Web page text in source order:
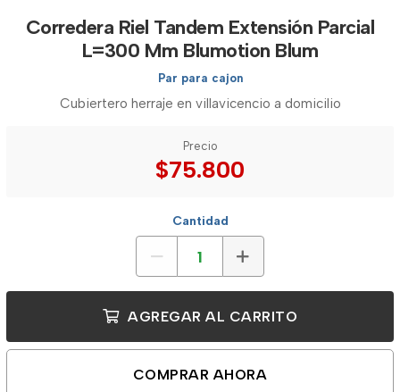
Corredera Riel Tandem Extensión Parcial
L=300 Mm Blumotion Blum
Par para cajon
Cubiertero herraje en villavicencio a domicilio
Precio
$75.800
Cantidad
AGREGAR AL CARRITO
COMPRAR AHORA